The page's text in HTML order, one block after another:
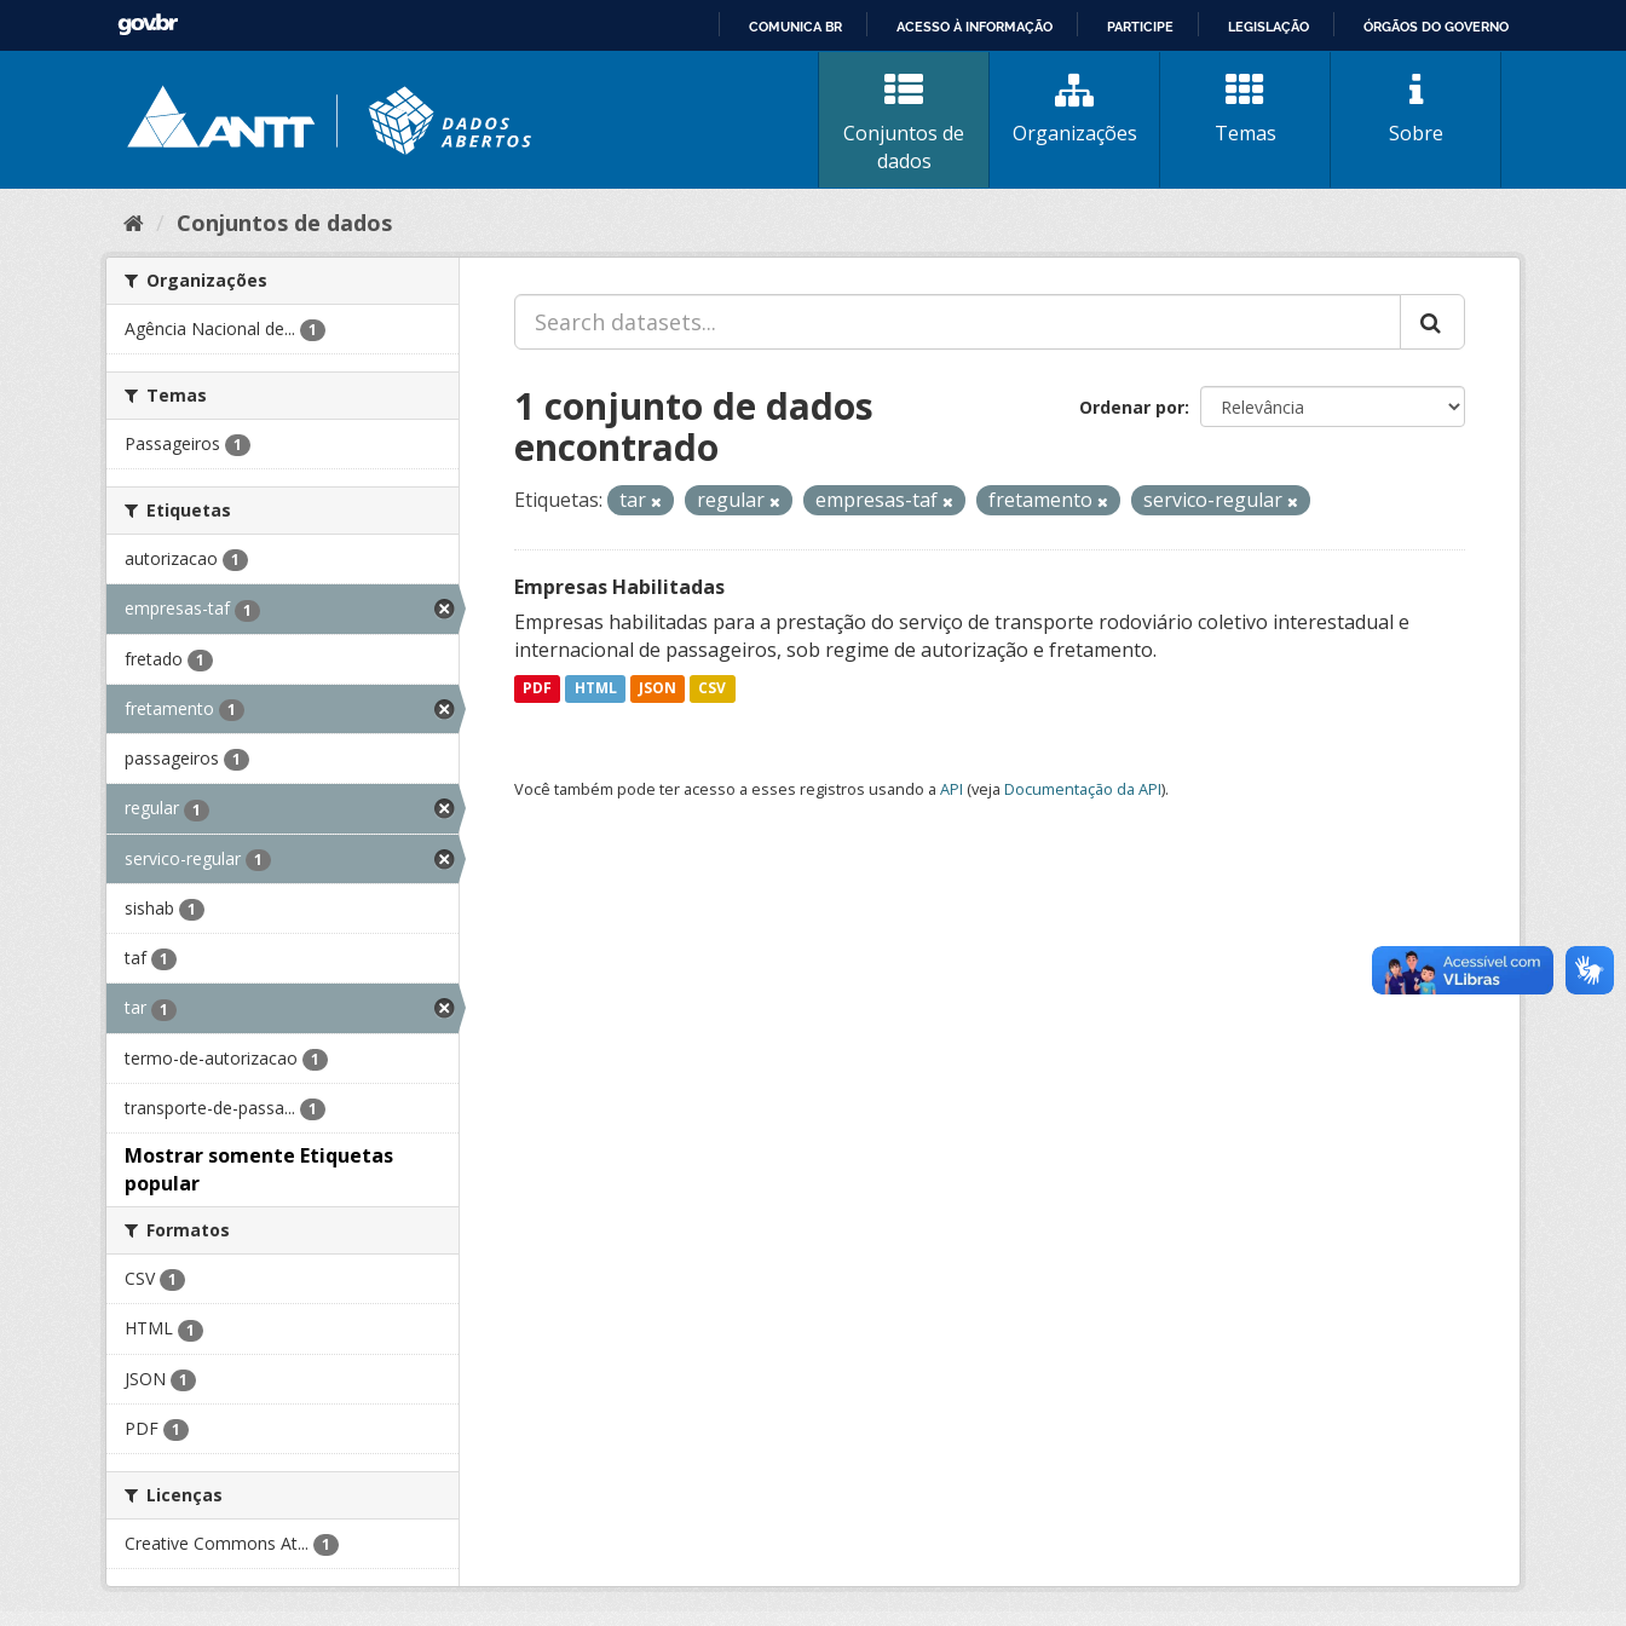
CONTEÚDO
COMUNICA BR ACESSO À INFORMAÇÃO PARTICIPE LEGISLAÇÃO ÓRGÃOS DO GOVERNO
Conjuntos de
dados
Organizações Temas Sobre
Conjuntos de dados
Organizações
Agência Nacional de... 1
Temas
Passageiros 1
Etiquetas
autorizacao 1
empresas-taf 1
fretado 1
fretamento 1
passageiros 1
regular 1
servico-regular 1
sishab 1
taf 1
tar 1
termo-de-autorizacao 1
transporte-de-passa... 1
Mostrar somente Etiquetas
popular
Formatos
CSV 1
HTML 1
JSON 1
PDF 1
Licenças
Creative Commons At... 1
Ordenar por
1 conjunto de dados
encontrado
Etiquetas: tar regular empresas-taf fretamento servico-regular
Empresas Habilitadas
Empresas habilitadas para a prestação do serviço de transporte rodoviário coletivo interestadual e
internacional de passageiros, sob regime de autorização e fretamento.
PDF HTML JSON CSV
Você também pode ter acesso a esses registros usando a API (veja Documentação da API).